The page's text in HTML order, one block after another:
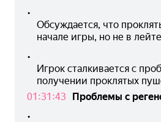
Обсуждается, что
начале игры, но не в
Игрок сталкивается с
получении проклятых
01:31:43 Проблемы с